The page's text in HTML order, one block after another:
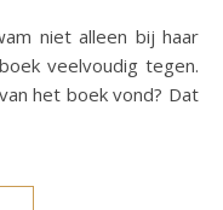
veelvoudig tegen.
het boek vond? Dat